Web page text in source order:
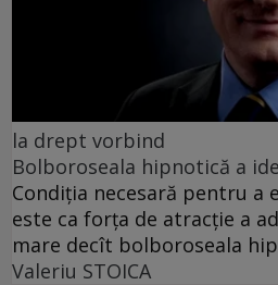
la drept vorbind
Bolboroseala hipnotică a
Condiția necesară pentru a
este ca forța de atracție a
mare decît bolboroseala
Valeriu STOICA